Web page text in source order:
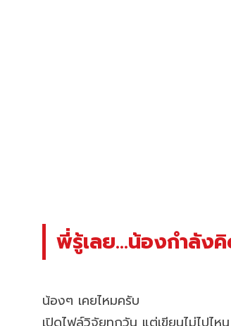
พี่รู้เลย…น้องกำลังคิ
น้องๆ เคยไหมครับ